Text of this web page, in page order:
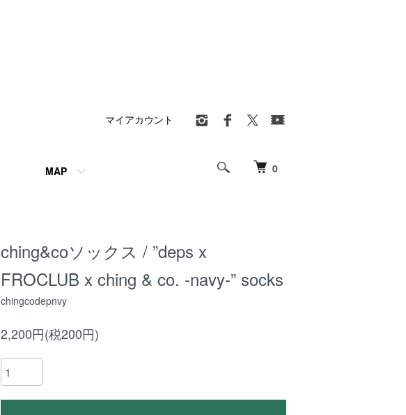
0
MAP
マイアカウント
ching&coソックス / ”deps x
FROCLUB x ching & co. -navy-” socks
chingcodepnvy
2,200円(税200円)